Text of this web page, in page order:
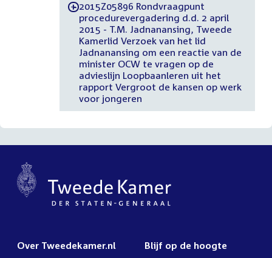
-2015Z05896 Rondvraagpunt
procedurevergadering d.d. 2 april
2015 - T.M. Jadnanansing, Tweede
Kamerlid Verzoek van het lid
Jadnanansing om een reactie van de
minister OCW te vragen op de
advieslijn Loopbaanleren uit het
rapport Vergroot de kansen op werk
voor jongeren
Over Tweedekamer.nl Blijf op de hoogte